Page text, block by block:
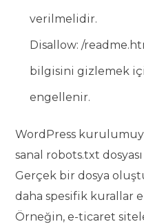
verilmelidir.
Disallow: /
bilgisini gizlemek
engellenir.
WordPress
sanal robots.txt
Gerçek bir dosya
daha spesifik kurallar
Örneğin, e-ticaret